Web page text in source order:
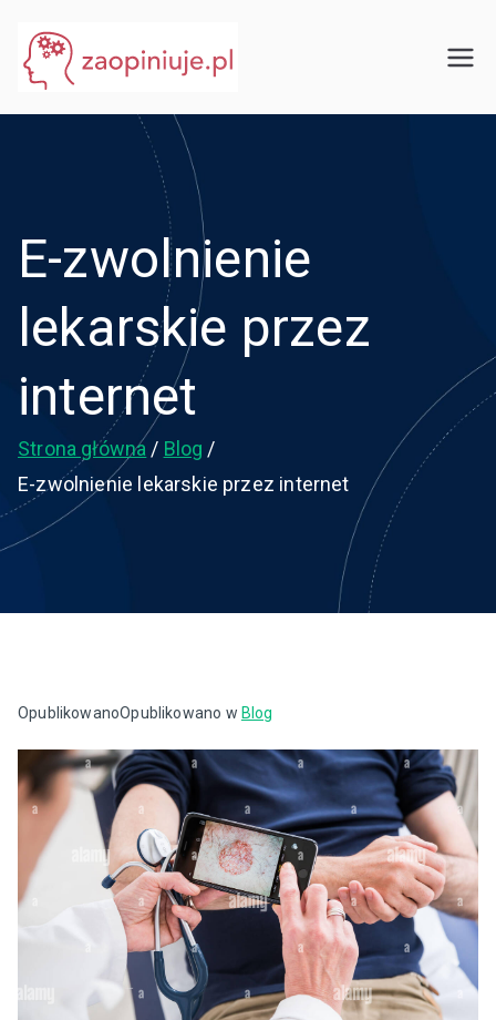
treści
E-zwolnienie
lekarskie przez
internet
Strona główna
Blog
E-zwolnienie lekarskie przez internet
OpublikowanoOpublikowano w Blog